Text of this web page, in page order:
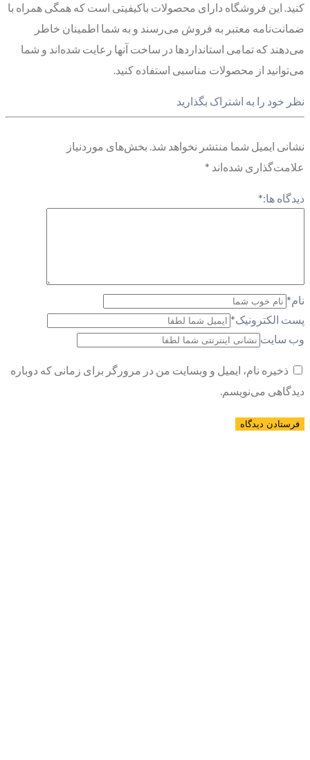
کنید. این فروشگاه دارای محصولات باکیفیتی است که همگی همراه با
ضمانت‌نامه معتبر به فروش می‌رسند و به شما اطمینان خاطر
می‌دهند که تمامی استانداردها در ساخت آنها رعایت شده‌اند و شما
می‌توانید از محصولات مناسبی استفاده کنید.
نظر خود را به اشتراک بگذارید
نشانی ایمیل شما منتشر نخواهد شد. بخش‌های موردنیاز
علامت‌گذاری شده‌اند *
دیدگاه ها:*
نام*
پست الکترونیک*
وب سایت
ذخیره نام، ایمیل و وبسایت من در مرورگر برای زمانی که دوباره
دیدگاهی می‌نویسم.